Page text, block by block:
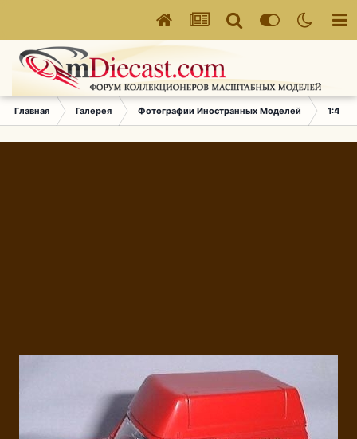
Главная Галерея Фотографии Иностранных Моделей 1:43